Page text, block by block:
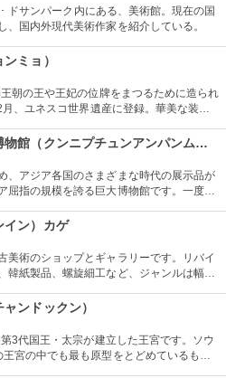
ドサンパーク内にある、美術館。現在の国
、国内外現代美術作家を紹介している。
ミョ）
朝の王や王妃の位牌をまつるために造られ
、ユネスコ世界遺産に登録。華美な装飾
西洋でも見られない珍しいものです。 国立中央博物館（クンニプチュンアンパンムルグァン）
、アジア各国のさまざまな時代の展示品が
屈指の規模を誇る巨大博物館です。一度に
庭園や植物園もあり、1日中楽しめます。
イン）カゲ
美術のショップとギャラリーです。リバイ
韓紙製品、螺旋細工など、ジャンルは幅広
ことができます。
ンドックン）
3代国王・太宗が建立した王宮です。ソウ
宮の中でも最も原型をとどめているもの